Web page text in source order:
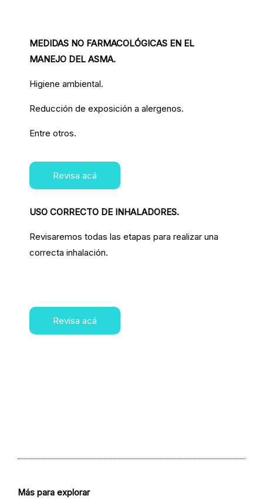
MEDIDAS NO FARMACOLÓGICAS EN EL
MANEJO DEL ASMA.
Higiene ambiental.
Reducción de exposición a alergenos.
Entre otros.
Revisa acá
USO CORRECTO DE INHALADORES.
Revisaremos todas las etapas para realizar una
correcta inhalación.
Revisa acá
Más para explorar